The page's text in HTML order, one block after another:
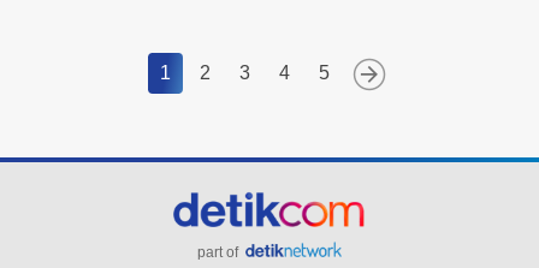
1 2 3 4 5
part of